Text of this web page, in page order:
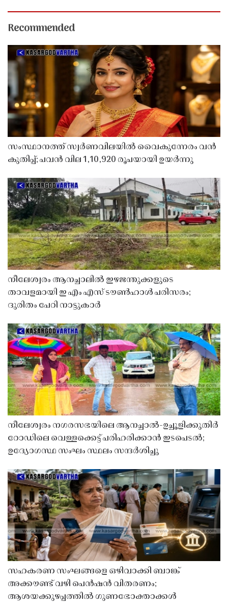
Recommended
സംസ്ഥാനത്ത് സ്വർണവിലയിൽ വൈകുന്നേരം വൻ
കുതിപ്പ്; പവൻ വില 1,10,920 രൂപയായി ഉയർന്നു
നീലേശ്വരം ആനച്ചാലിൽ ഇഴജന്തുക്കളുടെ
താവളമായി ഇ എം എസ് ടൗൺഹാൾ പരിസരം;
ദുരിതം പേറി നാട്ടുകാർ
നീലേശ്വരം നഗരസഭയിലെ ആനച്ചാൽ-ഉച്ചൂളിക്കുതിർ
റോഡിലെ വെള്ളക്കെട്ട് പരിഹരിക്കാൻ ഇടപെടൽ;
ഉദ്യോഗസ്ഥ സംഘം സ്ഥലം സന്ദർശിച്ചു
സഹകരണ സംഘങ്ങളെ ഒഴിവാക്കി ബാങ്ക്
അക്കൗണ്ട് വഴി പെൻഷൻ വിതരണം;
ആശയക്കുഴപ്പത്തിൽ ഗുണഭോക്താക്കൾ